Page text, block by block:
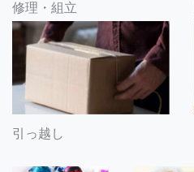
修理・組立
引っ越し